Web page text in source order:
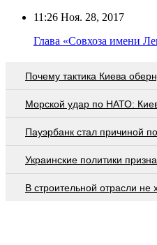
11:26 Ноя. 28, 2017
Глава «Совхоза имени
Почему тактика Киева
Морской удар по НАТО:
Пауэрбанк стал причиной
Украинские политики
В строительной отрасли не